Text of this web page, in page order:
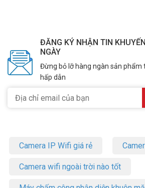
ĐĂNG KÝ NHẬN TIN
NGÀY
Đừng bỏ lỡ hàng ngàn sản phẩm
hấp dẫn
Camera IP Wifi giá rẻ
Camera wifi ngoài trời nào tốt